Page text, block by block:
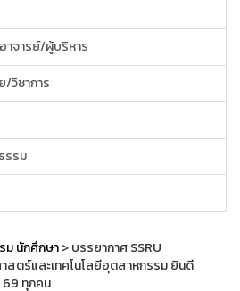
าจารย์/ผู้บริหาร
/วิชาการ
รรม
ม นักศึกษา> บรรยากาศ SSRU
สตร์และเทคโนโลยีอุตสาหกรรม ยินดี
ทุกคน